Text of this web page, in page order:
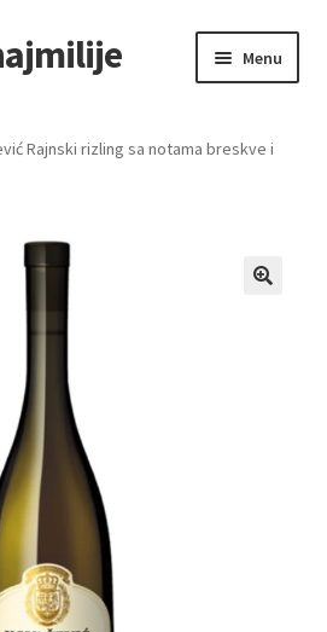
Menu
Rajnski rizling sa notama breskve i